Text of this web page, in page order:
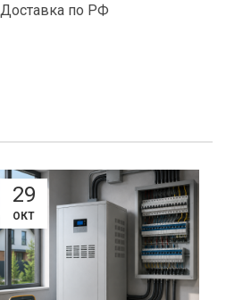
Доставка по РФ
29
ОКТ